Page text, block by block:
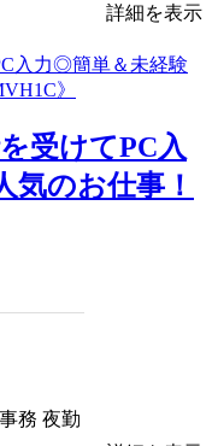
詳細を表示
受けてPC入
のお仕事！
務 夜勤